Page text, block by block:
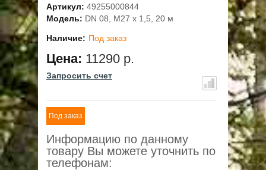
Артикул: 49255000844
Модель: DN 08, M27 x 1,5, 20 м
Наличие: Под заказ
Цена: 11290 р.
Запросить счет
Под заказ
Информацию по данному
товару Вы можете уточнить по
телефонам: